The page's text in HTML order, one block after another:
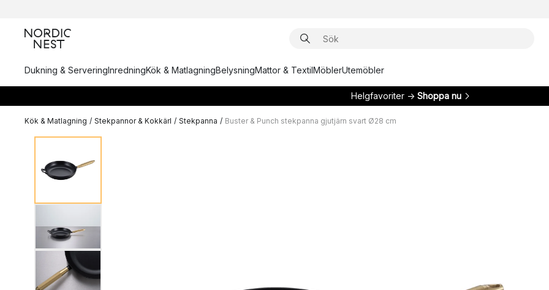
Dukning & ServeringInredningKök & MatlagningBelysningMattor & TextilMöblerUtemöbler
Helgfavoriter → Shoppa nu
Kök & Matlagning / Stekpannor & Kokkärl / Stekpanna / Buster & Punch stekpanna gjutjärn svart Ø28 cm